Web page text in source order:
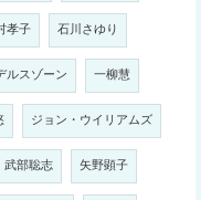
孝子 石川さゆり
ルスゾーン 一柳慧
ジョン・ウイリアムズ
武部聡志 矢野顕子